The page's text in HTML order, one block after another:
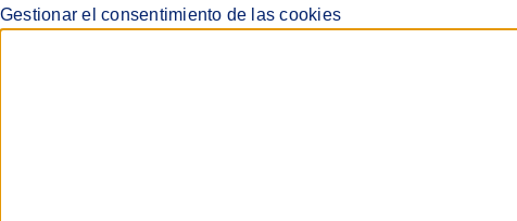
Gestionar el consentimiento de las cookies